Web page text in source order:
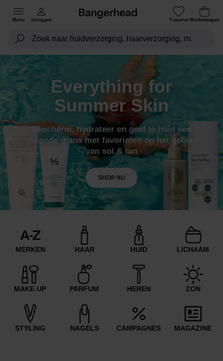
Menu Inloggen Favoriet Winkelwagen
Everything for
Summer Skin
Bescherm, hydrateer en geef je huid een
gezonde glans met favorieten op het gebied
van sol & tan
SHOP NU
MERKEN HAAR HUID LICHAAM
MAKE-UP PARFUM HEREN ZON
STYLING NAGELS CAMPAGNES MAGAZINE